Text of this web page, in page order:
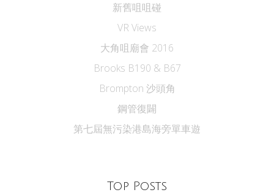
新舊咀咀碰
VR Views
大角咀廟會 2016
Brooks B190 & B67
Brompton 沙頭角
鋼管復闢
第七屆無污染港島海旁單車遊
Top Posts